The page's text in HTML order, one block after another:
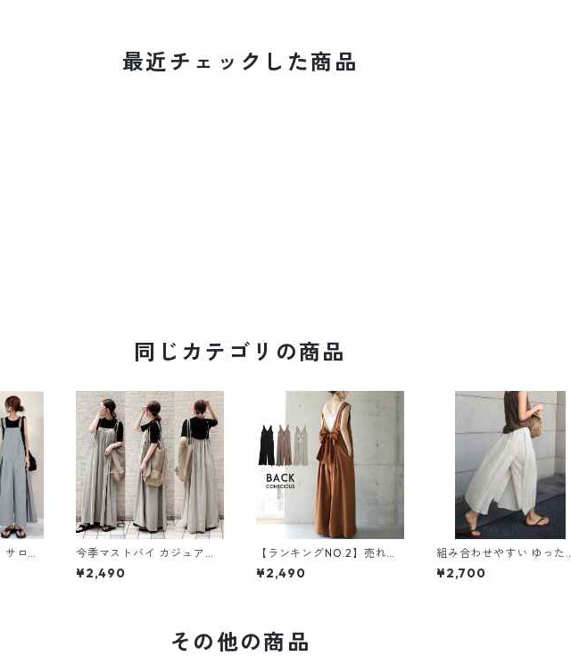
最近チェックした商品
同じカテゴリの商品
今季マストバイ カジュアル
ゆったりキャミワンピース
m-465
¥2,490
【ランキングNO.2】売れ切
れ必至 バックリボン4色展
開 オールインワン m-385
¥2,490
組み合わせやすい ゆったり
キュロットスカート パンツ
m-763
¥2,700
その他の商品